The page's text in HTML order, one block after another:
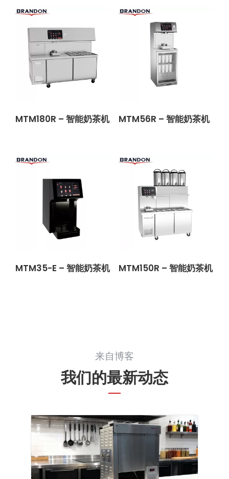
MTM180R – 智能奶茶机 MTM56R – 智能奶茶机
MTM35-E – 智能奶茶机 MTM150R – 智能奶茶机
来自博客
我们的最新动态